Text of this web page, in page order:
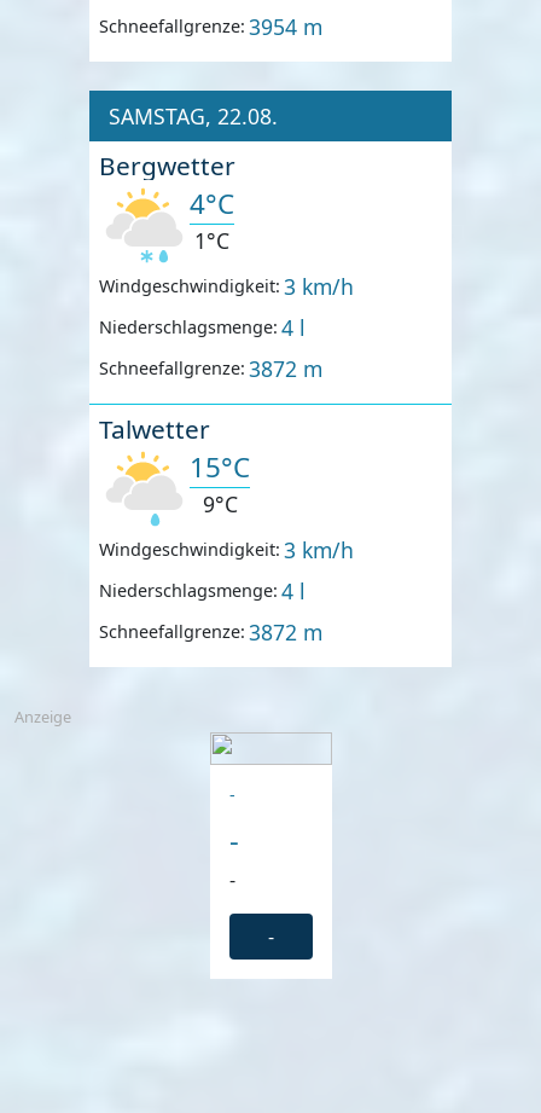
Schneefallgrenze: 3954 m
SAMSTAG, 22.08.
Bergwetter
4°C
1°C
Windgeschwindigkeit: 3 km/h
Niederschlagsmenge: 4 l
Schneefallgrenze: 3872 m
Talwetter
15°C
9°C
Windgeschwindigkeit: 3 km/h
Niederschlagsmenge: 4 l
Schneefallgrenze: 3872 m
Anzeige
-
-
-
-